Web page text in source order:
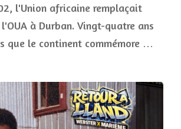
l'Union africaine remplaçait
à Durban. Vingt-quatre ans
que le continent commémore …